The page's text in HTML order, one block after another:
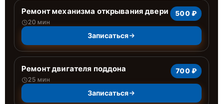
Ремонт механизма открывания двери
20 мин
500 ₽
Записаться
Ремонт двигателя поддона
25 мин
700 ₽
Записаться